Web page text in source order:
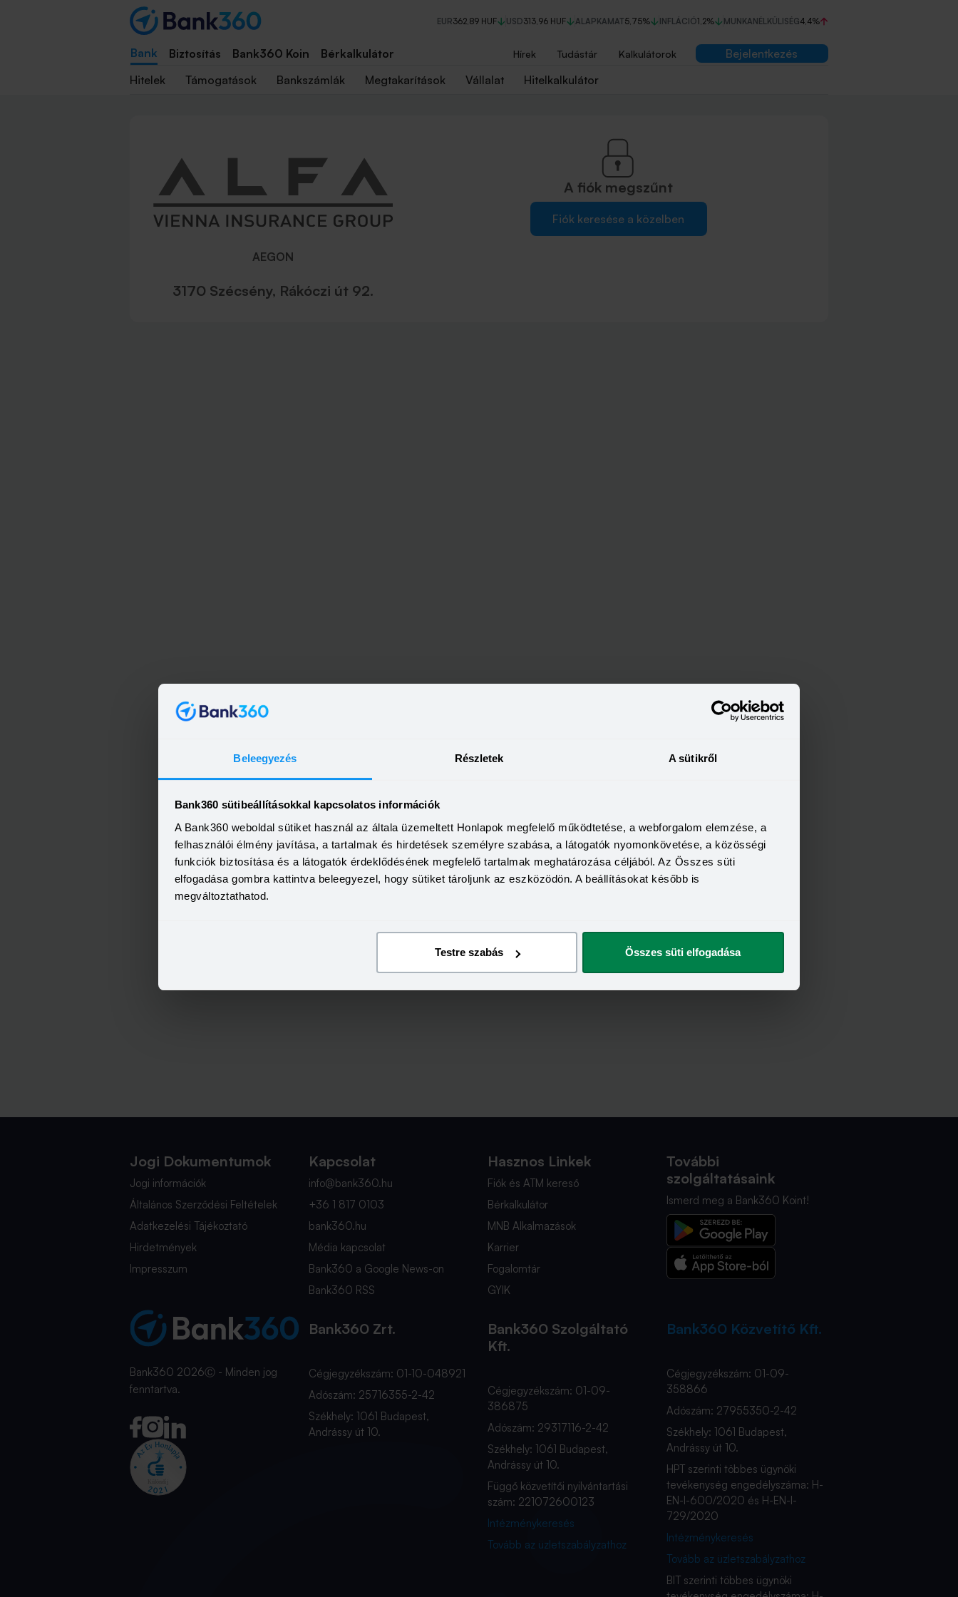
Beleegyezés Részletek A sütikről
Bank360 sütibeállításokkal kapcsolatos információk
A Bank360 weboldal sütiket használ az általa üzemeltett Honlapok megfelelő működtetése, a webforgalom elemzése, a
felhasználói élmény javítása, a tartalmak és hirdetések személyre szabása, a látogatók nyomonkövetése, a közösségi
funkciók biztosítása és a látogatók érdeklődésének megfelelő tartalmak meghatározása céljából. Az Összes süti
elfogadása gombra kattintva beleegyezel, hogy sütiket tároljunk az eszközödön. A beállításokat később is
megváltoztathatod.
Testre szabás Összes süti elfogadása
EUR362,89 HUF USD313,96 HUF ALAPKAMAT5,75% INFLÁCIÓ1,2% MUNKANÉLKÜLISÉG4,4%
Bank Biztosítás Bank360 Koin Bérkalkulátor Hírek Tudástár Kalkulátorok
Bejelentkezés
Hitelek
Támogatások Bankszámlák Megtakarítások Vállalat Hitelkalkulátor
AEGON
3170 Szécsény, Rákóczi út 92.
A fiók megszűnt
Fiók keresése a közelben
Jogi Dokumentumok
Jogi információk
Általános Szerződési Feltételek
Adatkezelési Tájékoztató
Hirdetmények
Impresszum
Kapcsolat
info@bank360.hu
+36 1 817 0103
bank360.hu
Média kapcsolat
Bank360 a Google News-on
Bank360 RSS
Hasznos Linkek
Fiók és ATM kereső
Bérkalkulátor
MNB Alkalmazások
Karrier
Fogalomtár
GYIK
További
szolgáltatásaink
Ismerd meg a Bank360 Koint!
Bank360 2026Ⓒ - Minden jog
fenntartva.
Bank360 Zrt.
Cégjegyzékszám: 01-10-048921
Adószám: 25716355-2-42
Székhely: 1061 Budapest,
Andrássy út 10.
Bank360 Szolgáltató
Kft.
Cégjegyzékszám: 01-09-
386875
Adószám: 29317116-2-42
Székhely: 1061 Budapest,
Andrássy út 10.
Függő közvetítői nyilvántartási
szám: 221072600123
Intézménykeresés
Tovább az üzletszabályzathoz
Bank360 Közvetítő Kft.
Cégjegyzékszám: 01-09-
358866
Adószám: 27955350-2-42
Székhely: 1061 Budapest,
Andrássy út 10.
HPT szerinti többes ügynöki
tevékenység engedélyszáma: H-
EN-I-600/2020 és H-EN-I-
729/2020
Intézménykeresés
Tovább az üzletszabályzathoz
BIT szerinti többes ügynöki